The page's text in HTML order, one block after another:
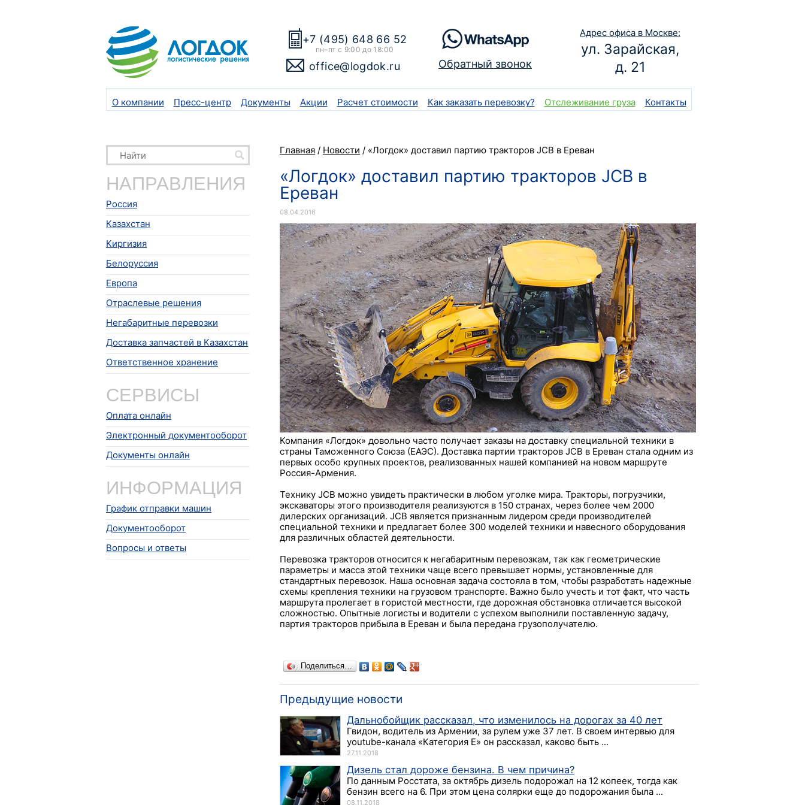
+7 (495) 648 66 52
пн–пт с 9:00 до 18:00
office@logdok.ru Обратный звонок
Адрес офиса в Москве:
ул. Зарайская,
д. 21
О компании Пресс-центр Документы Акции Расчет стоимости Как заказать перевозку? Отслеживание груза Контакты
НАПРАВЛЕНИЯ
Россия
Казахстан
Киргизия
Белоруссия
Европа
Отраслевые решения
Негабаритные перевозки
Доставка запчастей в Казахстан
Ответственное хранение
СЕРВИСЫ
Оплата онлайн
Электронный документооборот
Документы онлайн
ИНФОРМАЦИЯ
График отправки машин
Документооборот
Вопросы и ответы
Главная / Новости / «Логдок» доставил партию тракторов JCB в Ереван
«Логдок» доставил партию тракторов JCB в
Ереван
08.04.2016
Компания «Логдок» довольно часто получает заказы на доставку специальной техники в
страны Таможенного Союза (ЕАЭС). Доставка партии тракторов JCB в Ереван стала одним из
первых особо крупных проектов, реализованных нашей компанией на новом маршруте
Россия-Армения.
Технику JCB можно увидеть практически в любом уголке мира. Тракторы, погрузчики,
экскаваторы этого производителя реализуются в 150 странах, через более чем 2000
дилерских организаций. JCB является признанным лидером среди производителей
специальной техники и предлагает более 300 моделей техники и навесного оборудования
для различных областей деятельности.
Перевозка тракторов относится к негабаритным перевозкам, так как геометрические
параметры и масса этой техники чаще всего превышает нормы, установленные для
стандартных перевозок. Наша основная задача состояла в том, чтобы разработать надежные
схемы крепления техники на грузовом транспорте. Важно было учесть и тот факт, что часть
маршрута пролегает в гористой местности, где дорожная обстановка отличается высокой
сложностью. Опытные логисты и водители с успехом выполнили поставленную задачу,
партия тракторов прибыла в Ереван и была передана грузополучателю.
Поделиться…
Предыдущие новости
Дальнобойщик рассказал, что изменилось на дорогах за 40 лет
Гвидон, водитель из Армении, за рулем уже 37 лет. В своем интервью для
youtube-канала «Категория Е» он рассказал, каково быть ...
27.11.2018
Дизель стал дороже бензина. В чем причина?
По данным Росстата, за октябрь дизель подорожал на 12 копеек, тогда как
бензин всего на 6. При этом цена солярки еще до подорожания была ...
08.11.2018